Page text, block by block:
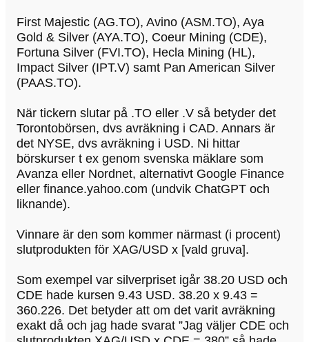
First Majestic (AG.TO), Avino (ASM.TO), Aya
Gold & Silver (AYA.TO), Coeur Mining (CDE),
Fortuna Silver (FVI.TO), Hecla Mining (HL),
Impact Silver (IPT.V) samt Pan American Silver
(PAAS.TO).
När tickern slutar på .TO eller .V så betyder det
Torontobörsen, dvs avräkning i CAD. Annars är
det NYSE, dvs avräkning i USD. Ni hittar
börskurser t ex genom svenska mäklare som
Avanza eller Nordnet, alternativt Google Finance
eller finance.yahoo.com (undvik ChatGPT och
liknande).
Vinnare är den som kommer närmast (i procent)
slutprodukten för XAG/USD x [vald gruva].
Som exempel var silverpriset igår 38.20 USD och
CDE hade kursen 9.43 USD. 38.20 x 9.43 =
360.226. Det betyder att om det varit avräkning
exakt då och jag hade svarat ”Jag väljer CDE och